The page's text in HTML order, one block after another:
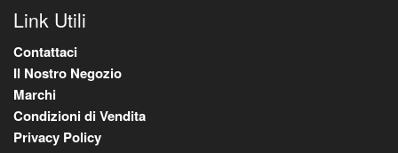
Link Utili
Contattaci
Il Nostro Negozio
Marchi
Condizioni di Vendita
Privacy Policy